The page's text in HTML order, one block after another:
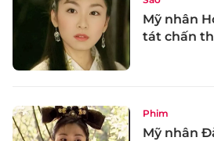
Mỹ nhân
tát chấn
Phim
Mỹ nhân